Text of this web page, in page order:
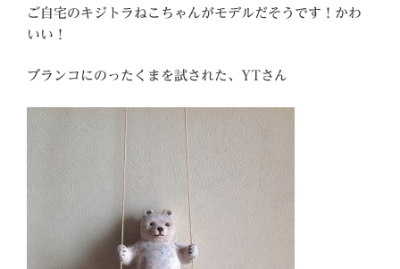
ご自宅のキジトラねこちゃんがモデルだそうです！かわ
いい！
ブランコにのったくまを試された、YTさん